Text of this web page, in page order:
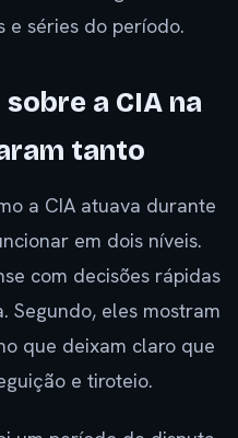
séries do período.
a CIA na
tanto
a CIA atuava durante
em dois níveis.
com decisões rápidas
Segundo, eles mostram
que deixam claro que
e tiroteio.